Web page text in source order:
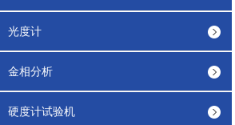
光度计
金相分析
硬度计试验机